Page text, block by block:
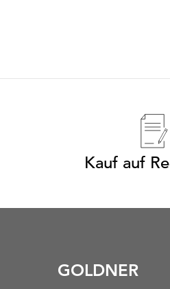
Kauf auf
GOLDNER